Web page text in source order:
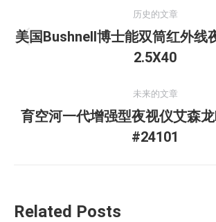
章
历史的文章
历
史
章：
美国Bushnell博士能双筒红外线
2.5X40
未来的文章
未
来
育空河一代增强型夜视仪艾森
#24101
Related Posts